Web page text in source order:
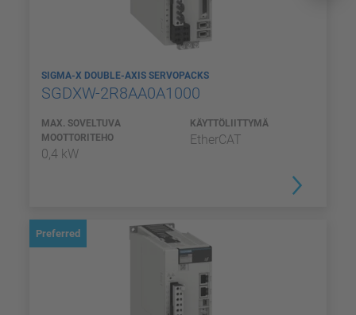
SIGMA-X DOUBLE-AXIS SERVOPACKS
SGDXW-2R8AA0A1000
MAX. SOVELTUVA
MOOTTORITEHO
0,4 kW
KÄYTTÖLIITTYMÄ
EtherCAT
Preferred